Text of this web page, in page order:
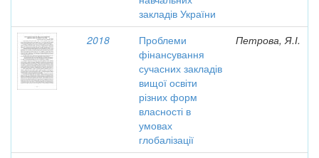
закладів України
2018
Проблеми
фінансування
сучасних закладів
вищої освіти
різних форм
власності в
умовах
глобалізації
Петрова, Я.І.